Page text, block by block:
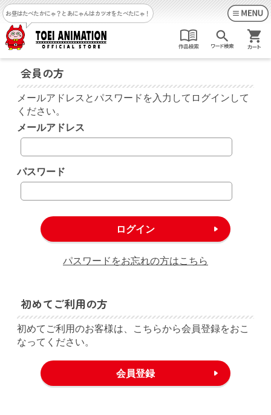
お昼はたべたかにゃ？ とあにゃんはカツオをたべたにゃ！
会員の方
メールアドレスとパスワードを入力してログインして
ください。
メールアドレス
パスワード
パスワードをお忘れの方はこちら
初めてご利用の方
初めてご利用のお客様は、こちらから会員登録をおこ
なってください。